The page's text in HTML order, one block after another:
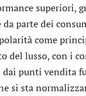
superiori,
parte dei
come
del lusso, con i
punti vendita
si sta